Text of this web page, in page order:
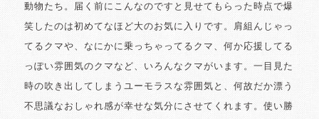
動物たち。届く前にこんなのですと見せてもらった時点で爆
笑したのは初めてなほど大のお気に入りです。肩組んじゃっ
てるクマや、なにかに乗っちゃってるクマ、何か応援してる
っぽい雰囲気のクマなど、いろんなクマがいます。一目見た
時の吹き出してしまうユーモラスな雰囲気と、何故だか漂う
不思議なおしゃれ感が幸せな気分にさせてくれます。使い勝